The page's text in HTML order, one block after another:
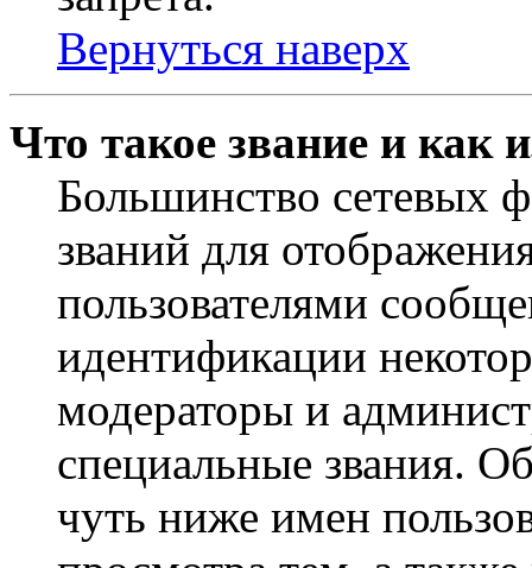
Вернуться наверх
Что такое звание и как
Большинство сетевых
званий для
пользователями
идентификации
модераторы и
специальные звания.
чуть ниже имен